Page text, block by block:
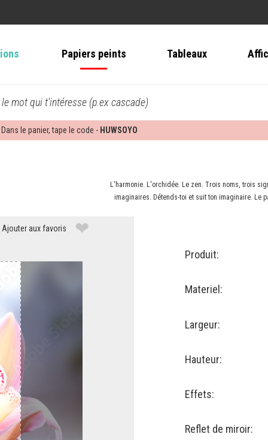
Papiers peints Tableaux
le mot qui t'intéresse (p.ex cascade)
le panier, tape le code - HUWSOYO
L'harmonie. L'orchidée. Le zen. Trois noms, trois
imaginaires. Détends-toi et suit ton imaginaire. Le
Ajouter aux favoris ❤
Produit:
Materiel:
Largeur:
Hauteur:
Effets:
Reflet de miroir: